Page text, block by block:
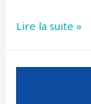
Marseille
Lire la suite »